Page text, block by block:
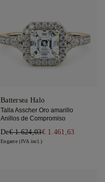
Battersea Halo
Talla Asscher Oro amarillo
Anillos de Compromiso
De€ 1.624,03€ 1.461,63
Engaste (IVA incl.)